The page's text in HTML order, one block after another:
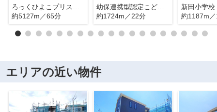
約5127m／65分
幼保連携型認定こども園大利根育英幼稚園
約1724m／22分
新田小学校
約1187m
エリアの近い物件